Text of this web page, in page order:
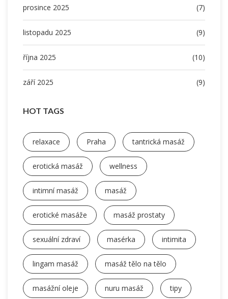
prosince 2025 (7)
listopadu 2025 (9)
října 2025 (10)
září 2025 (9)
HOT TAGS
relaxace Praha tantrická masáž
erotická masáž wellness
intimní masáž masáž
erotické masáže masáž prostaty
sexuální zdraví masérka intimita
lingam masáž masáž tělo na tělo
masážní oleje nuru masáž tipy